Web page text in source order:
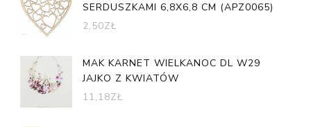
SERDUSZKAMI 6,8X6,8 CM (APZ0065)
2,50ZŁ
MAK KARNET WIELKANOC DL W29
JAJKO Z KWIATÓW
11,18ZŁ